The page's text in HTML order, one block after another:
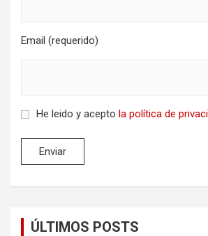
Email (requerido)
He leido y acepto la política de
ÚLTIMOS POSTS